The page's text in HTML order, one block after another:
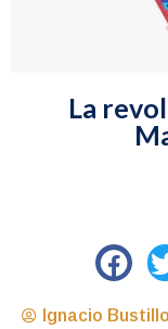
La
Ignacio Bustillo